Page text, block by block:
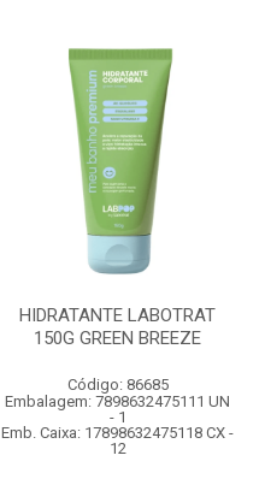
HIDRATANTE LABOTRAT
150G GREEN BREEZE
Código: 86685
Embalagem: 7898632475111 UN
- 1
Emb. Caixa: 17898632475118 CX -
12